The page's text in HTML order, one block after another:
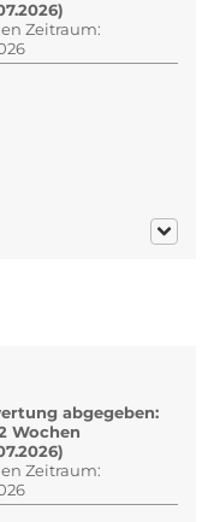
Zeitraum:
abgegeben:
Wochen
Zeitraum: